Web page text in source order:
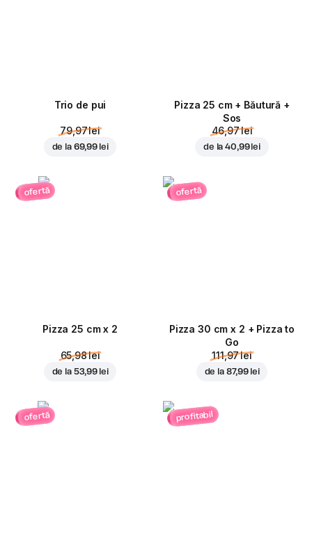
Trio de pui
79,97 lei
de la 69,99 lei
Pizza 25 cm + Băutură +
Sos
46,97 lei
de la40,99 lei
ofertă
Pizza 25 cm x 2
65,98 lei
de la 53,99 lei
ofertă
Pizza 30 cm x 2 + Pizza to
Go
111,97 lei
de la 87,99 lei
ofertă profitabil